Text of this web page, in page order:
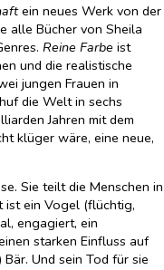
ein neues Werk von der
alle Bücher von Sheila
Reine Farbe ist
und die realistische
jungen Frauen in
die Welt in sechs
Jahren mit dem
klüger wäre, eine neue,
Sie teilt die Menschen in
ist ein Vogel (flüchtig,
engagiert, ein
starken Einfluss auf
Und sein Tod für sie